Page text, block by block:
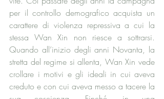
per il controllo demografico acquista un
carattere di violenza repressiva a cui la
stessa Wan Xin non riesce a sottrarsi.
Quando all’inizio degli anni Novanta, la
stretta del regime si allenta, Wan Xin vede
crollare i motivi e gli ideali in cui aveva
creduto e con cui aveva messo a tacere la